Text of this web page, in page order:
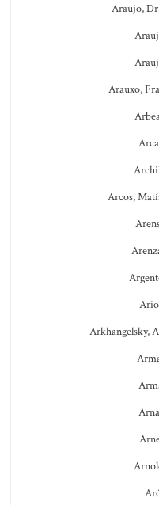
Araujo,
Arauxo,
Arcos,
Arkhangelsky,